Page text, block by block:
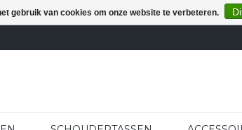
gebruik van cookies om onze website te verbeteren.